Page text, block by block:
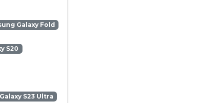
Galaxy Fold
S20
S23 Ultra